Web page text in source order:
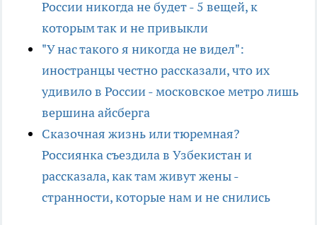
России никогда не будет - 5 вещей, к
которым так и не привыкли
"У нас такого я никогда не видел":
иностранцы честно рассказали, что их
удивило в России - московское метро лишь
вершина айсберга
Сказочная жизнь или тюремная?
Россиянка съездила в Узбекистан и
рассказала, как там живут жены -
странности, которые нам и не снились